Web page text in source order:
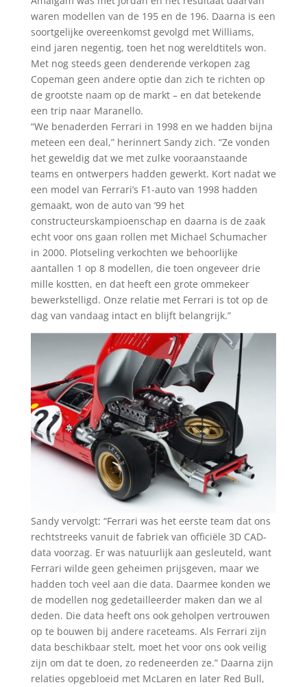
waren modellen van de 195 en de 196. Daarna is een
soortgelijke overeenkomst gevolgd met Williams,
eind jaren negentig, toen het nog wereldtitels won.
Met nog steeds geen denderende verkopen zag
Copeman geen andere optie dan zich te richten op
de grootste naam op de markt – en dat betekende
een trip naar Maranello.
“We benaderden Ferrari in 1998 en we hadden bijna
meteen een deal,” herinnert Sandy zich. “Ze vonden
het geweldig dat we met zulke vooraanstaande
teams en ontwerpers hadden gewerkt. Kort nadat we
een model van Ferrari’s F1-auto van 1998 hadden
gemaakt, won de auto van ’99 het
constructeurskampioenschap en daarna is de zaak
echt voor ons gaan rollen met Michael Schumacher
in 2000. Plotseling verkochten we behoorlijke
aantallen 1 op 8 modellen, die toen ongeveer drie
mille kostten, en dat heeft een grote ommekeer
bewerkstelligd. Onze relatie met Ferrari is tot op de
dag van vandaag intact en blijft belangrijk.”
Sandy vervolgt: “Ferrari was het eerste team dat ons
rechtstreeks vanuit de fabriek van officiële 3D CAD-
data voorzag. Er was natuurlijk aan gesleuteld, want
Ferrari wilde geen geheimen prijsgeven, maar we
hadden toch veel aan die data. Daarmee konden we
de modellen nog gedetailleerder maken dan we al
deden. Die data heeft ons ook geholpen vertrouwen
op te bouwen bij andere raceteams. Als Ferrari zijn
data beschikbaar stelt, moet het voor ons ook veilig
zijn om dat te doen, zo redeneerden ze.” Daarna zijn
relaties opgebloeid met McLaren en later Red Bull,